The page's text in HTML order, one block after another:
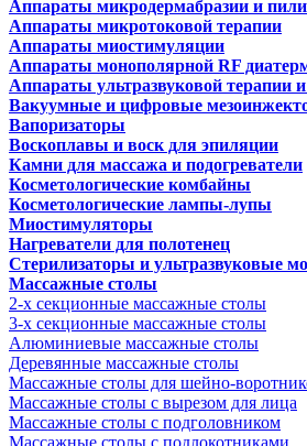
Аппараты микродермабразии и
Аппараты микротоковой терапии
Аппараты миостимуляции
Аппараты монополярной RF
Аппараты ультразвуковой терапии
Вакуумные и цифровые
Вапоризаторы
Воскоплавы и воск для эпиляции
Камни для массажа и подогреватели
Косметологические комбайны
Косметологические лампы-лупы
Миостимуляторы
Нагреватели для полотенец
Стерилизаторы и ультразвуковые
Массажные столы
2-х секционные массажные столы
3-х секционные массажные столы
Алюминиевые массажные столы
Деревянные массажные столы
Массажные столы для шейно-
Массажные столы с вырезом для лица
Массажные столы с подголовником
Массажные столы с подлокотниками